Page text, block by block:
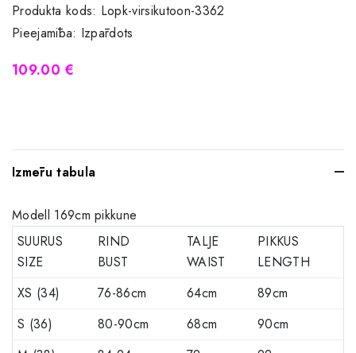
Produkta kods: Lopk-virsikutoon-3362
Pieejamība: Izpārdots
109.00 €
Izmēru tabula
Modell 169cm pikkune
SUURUS
SIZE
RIND
BUST
TALJE
WAIST
PIKKUS
LENGTH
XS (34)
76-86cm 64cm
89cm
S (36)
80-90cm 68cm
90cm